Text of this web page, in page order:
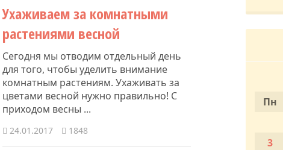
Ухаживаем за комнатными
растениями весной
Сегодня мы отводим отдельный день
для того, чтобы уделить внимание
комнатным растениям. Ухаживать за
цветами весной нужно правильно! С
приходом весны ...
24.01.2017 1848
Пн
3